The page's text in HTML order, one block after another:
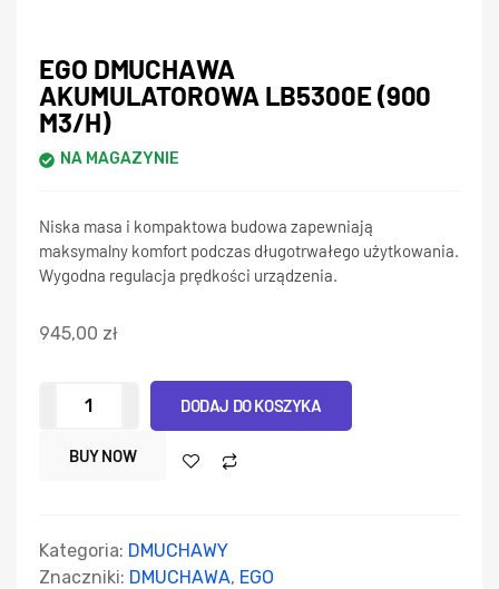
EGO DMUCHAWA
AKUMULATOROWA LB5300E (900
M3/H)
NA MAGAZYNIE
Niska masa i kompaktowa budowa zapewniają
maksymalny komfort podczas długotrwałego użytkowania.
Wygodna regulacja prędkości urządzenia.
945,00 zł
BUY NOW
DODAJ DO KOSZYKA
Kategoria: DMUCHAWY
Znaczniki: DMUCHAWA, EGO